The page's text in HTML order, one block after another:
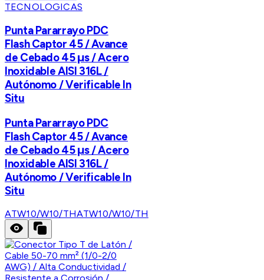
TECNOLOGICAS
Punta Pararrayo PDC
Flash Captor 45 / Avance
de Cebado 45 μs / Acero
Inoxidable AISI 316L /
Autónomo / Verificable In
Situ
Punta Pararrayo PDC
Flash Captor 45 / Avance
de Cebado 45 μs / Acero
Inoxidable AISI 316L /
Autónomo / Verificable In
Situ
ATW10/W10/THATW10/W10/TH